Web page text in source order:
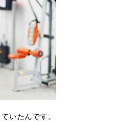
いたんです。